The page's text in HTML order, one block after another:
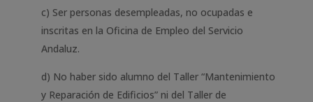
c) Ser personas desempleadas, no ocupadas e
inscritas en la Oficina de Empleo del Servicio
Andaluz.
d) No haber sido alumno del Taller “Mantenimiento
y Reparación de Edificios” ni del Taller de